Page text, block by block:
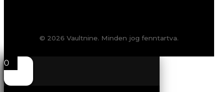
© 2026 Vaultnine. Minden jog fenntartva.
0